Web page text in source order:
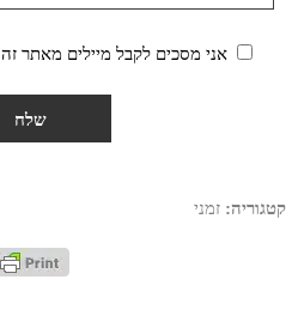
אני מסכים לקבל מיילים מאתר זה
קטגוריה: זמני